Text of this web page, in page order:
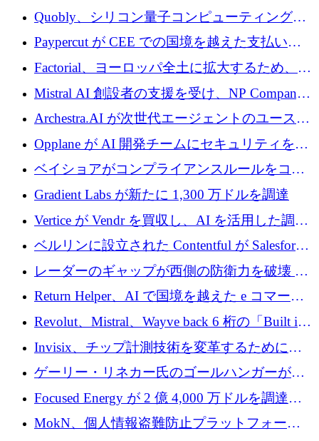
Xavier Niel が支援する共同 AI 受信箱を立ち上
げる
Quobly、シリコン量子コンピューティングの
商用化のためにシリーズ A で 1 億 1,500 万ユ
ーロを調達
Paypercut が CEE での国境を越えた支払いを
拡大するために 500 万ユーロを確保
Factorial、ヨーロッパ全土に拡大するため、25
億ドルの評価額で1億5,000万ドルのシリーズD
Mistral AI 創設者の支援を受け、NP Company
がエンジニアリング向け AI を推進するために
600 万ユーロのプレシードを確保
Archestra.AI が次世代エージェントのユースケ
ースを実現するために 1,000 万ドルを調達
Opplane が AI 開発チームにセキュリティをも
たらすために 450 万ユーロを調達
ベイショアがコンプライアンスルールをコー
ド化するために800万ドルを調達
Gradient Labs が新たに 1,300 万ドルを調達
Vertice が Vendr を買収し、AI を活用した調達
インテリジェンス プラットフォームを構築
ベルリンに設立された Contentful が Salesforce
に買収される
レーダーのギャップが西側の防衛力を破壊 —
そしてベルリンのチップスタートアップがそ
れを埋める
Return Helper、AI で国境を越えた e コマース
の返品を利益に変えるシリーズ A で 400 万ド
ルを調達
Revolut、Mistral、Wayve back 6 桁の「Built in
Europe」キャンペーン
Invisix、チップ計測技術を変革するために
2,000 万ユーロのシードラウンドを完了
ゲーリー・リネカー氏のゴールハンガーがVC
事業を開始
Focused Energy が 2 億 4,000 万ドルを調達、
TrueLayer が In3 を買収、ロンドンが首位の座
を奪還
MokN、個人情報盗難防止プラットフォーム